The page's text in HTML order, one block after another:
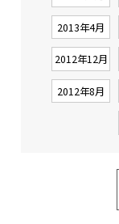
2013年4月
2012年12月
2012年8月